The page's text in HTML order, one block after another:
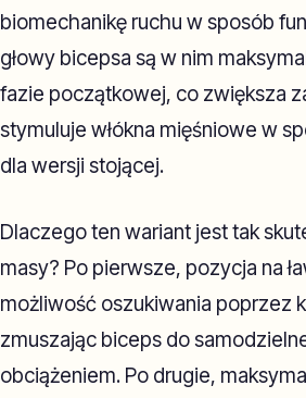
biomechanikę ruchu w sposób
głowy bicepsa są w nim
fazie początkowej, co zwiększa
stymuluje włókna mięśniowe w
dla wersji stojącej.
Dlaczego ten wariant jest tak
masy? Po pierwsze, pozycja na
możliwość oszukiwania poprzez
zmuszając biceps do
obciążeniem. Po drugie,